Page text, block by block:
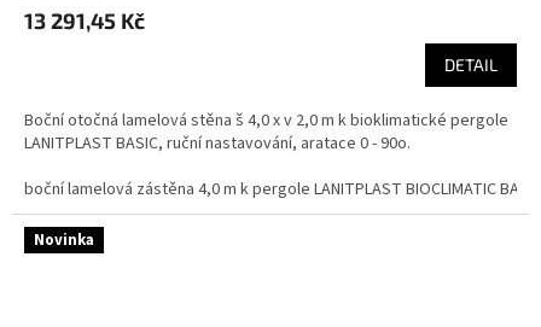
13 291,45 Kč
DETAIL
Boční otočná lamelová stěna š 4,0 x v 2,0 m k bioklimatické pergole
LANITPLAST BASIC, ruční nastavování, aratace 0 - 90o.
boční lamelová zástěna 4,0 m k pergole LANITPLAST BIOCLIMATIC
Novinka